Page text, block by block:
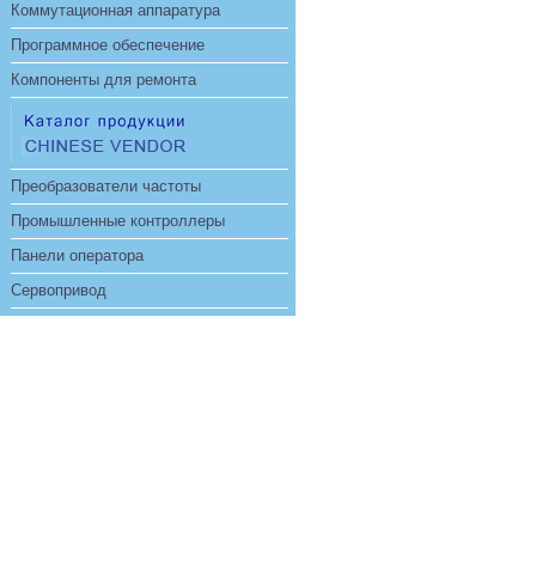
Коммутационная аппаратура
Программное обеспечение
Компоненты для ремонта
Преобразователи частоты
Промышленные контроллеры
Панели оператора
Сервопривод